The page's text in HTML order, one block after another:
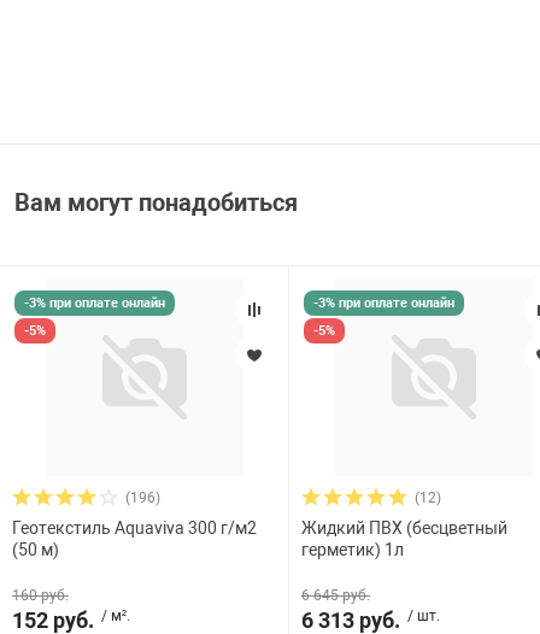
Вам могут понадобиться
-3% при оплате онлайн
-5%
(196)
Геотекстиль Aquaviva 300 г/м2
(50 м)
160 руб.
152 руб. / м².
-3% при оплате онлайн
-5%
(12)
Жидкий ПВХ (бесцветный
герметик) 1л
6 645 руб.
6 313 руб. / шт.